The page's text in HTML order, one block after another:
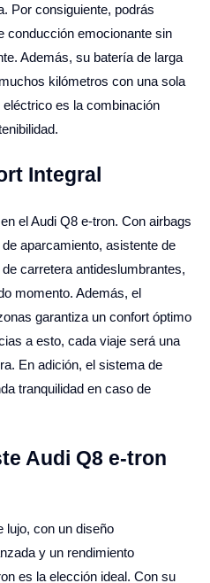
Por consiguiente, podrás
conducción emocionante sin
Además, su batería de larga
kilómetros con una sola
es la combinación
Integral
el Audi Q8 e-tron. Con airbags
aparcamiento, asistente de
carretera antideslumbrantes,
momento. Además, el
garantiza un confort óptimo
a esto, cada viaje será una
En adición, el sistema de
tranquilidad en caso de
Audi Q8 e-tron
lujo, con un diseño
y un rendimiento
es la elección ideal. Con su